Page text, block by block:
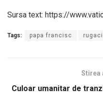
Sursa text: https://
Tags: papa francisc
Stirea
Culoar umanitar de